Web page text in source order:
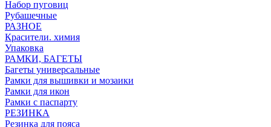
Набор пуговиц
Рубашечные
РАЗНОЕ
Красители. химия
Упаковка
РАМКИ, БАГЕТЫ
Багеты универсальные
Рамки для вышивки и мозаики
Рамки для икон
Рамки с паспарту
РЕЗИНКА
Резинка для пояса